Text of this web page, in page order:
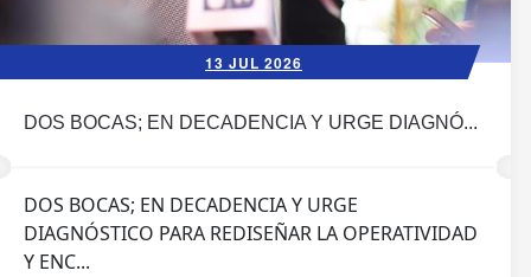
13 JUL 2026
DOS BOCAS; EN DECADENCIA Y URGE DIAGNÓ...
DOS BOCAS; EN DECADENCIA Y URGE
DIAGNÓSTICO PARA REDISEÑAR LA OPERATIVIDAD
Y ENC...